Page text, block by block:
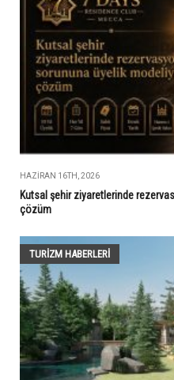
HAZIRAN 16TH, 2026
Kutsal şehir ziyaretlerinde
çözüm
TURIZM HABERLERI